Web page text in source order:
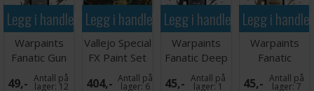
Legg i handlekurven
Warpaints
Fanatic Gun
Metal
49,- Antall på
lager: 12
Legg i handlekurven
Vallejo Special
FX Paint Set
404,- Antall på
lager:6
Legg i handlekurven
Warpaints
Fanatic Deep
Grey
45,- Antall på
lager:1
Legg i
Warpaints
Fanatic
Skeleton Bone
45,- Antall på
lager:7